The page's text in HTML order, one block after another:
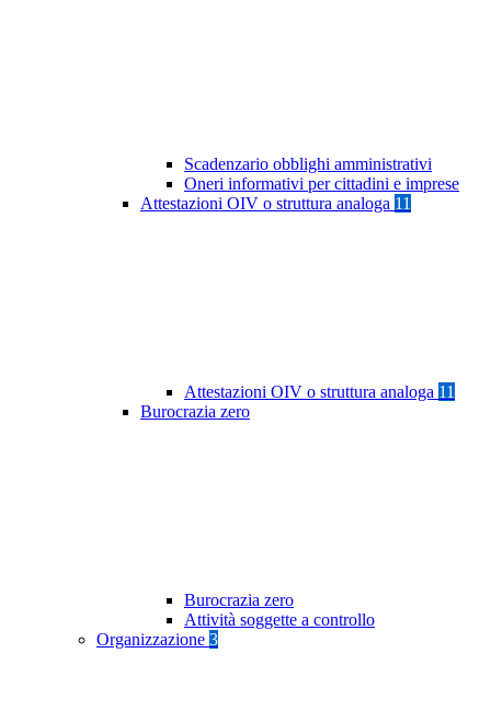
Scadenzario obblighi amministrativi
Oneri informativi per cittadini e imprese
Attestazioni OIV o struttura analoga 11
Attestazioni OIV o struttura analoga 11
Burocrazia zero
Burocrazia zero
Attività soggette a controllo
Organizzazione 3